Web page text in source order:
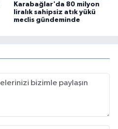
Karabağlar'da 80 milyon
liralık sahipsiz atık yükü
meclis gündeminde